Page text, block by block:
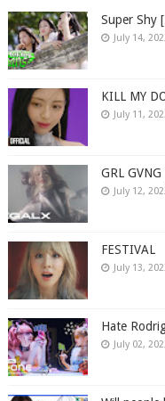
Super Shy
July 14,
KILL MY
July 11,
GRL
July 12,
FESTIVAL
July 13,
Hate
July 02,